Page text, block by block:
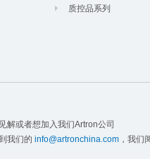
质控品系列
解或者想加入我们Artron公司
我们的 info@artronchina.com ，我们